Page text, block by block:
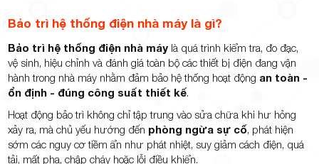
Bảo trì hệ thống điện nhà máy là gì?
Bảo trì hệ thống điện nhà máy là quá trình kiểm tra, đo đạc,
vệ sinh, hiệu chỉnh và đánh giá toàn bộ các thiết bị điện đang vận
hành trong nhà máy nhằm đảm bảo hệ thống hoạt động an toàn -
ổn định - đúng công suất thiết kế.
Hoạt động bảo trì không chỉ tập trung vào sửa chữa khi hư hỏng
xảy ra, mà chủ yếu hướng đến phòng ngừa sự cố, phát hiện
sớm các nguy cơ tiềm ẩn như phát nhiệt, suy giảm cách điện, quá
tải, mất pha, chập cháy hoặc lỗi điều khiển.